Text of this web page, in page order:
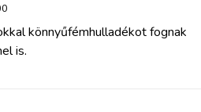
könnyűfémhulladékot fognak
is.